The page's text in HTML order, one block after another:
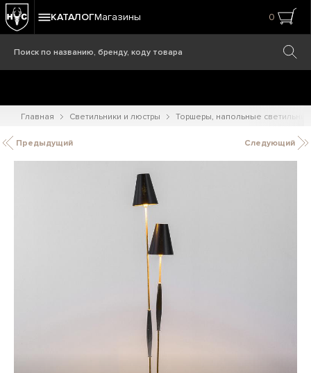
КАТАЛОГМагазины 0
Главная Светильники и люстры Торшеры, напольные
Предыдущий Следующий